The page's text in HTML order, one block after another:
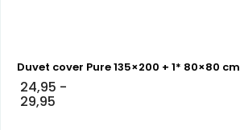
Duvet cover Pure 135×200 + 1* 80×80 cm
24,95 -
29,95